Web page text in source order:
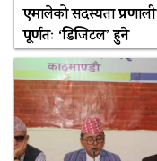
एमालेको सदस्यता प्रणाली
पूर्णतः ‘डिजिटल’ हुने